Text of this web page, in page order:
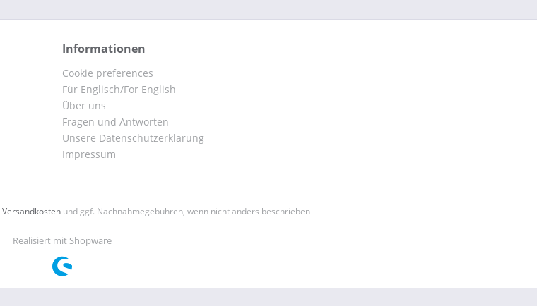
Informationen
Cookie preferences
Für Englisch/For English
Über uns
Fragen und Antworten
Unsere Datenschutzerklärung
Impressum
Versandkostenund ggf. Nachnahmegebühren, wenn nicht anders beschrieben
Realisiert mit Shopware